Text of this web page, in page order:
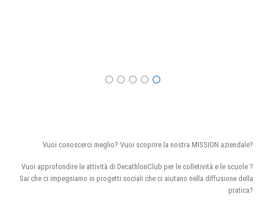
Vuoi conoscerci meglio? Vuoi scoprire la nostra MISSION aziendale?
Vuoi approfondire le attività di DecathlonClub per le colletività e le scuole ?
Sai che ci impegniamo in progetti sociali che ci aiutano nella diffusione della
pratica?